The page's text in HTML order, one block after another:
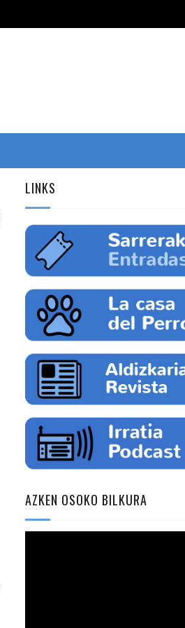
LINKS
AZKEN OSOKO BILKURA